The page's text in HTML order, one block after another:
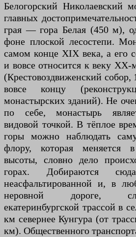
Белогорский Николаевский
главных
грая — гора Белая (450 м),
фоне плоской лесостепи.
самом конце XIX века, а его
и вовсе относится к веку
(Крестовоздвиженский собор,
вовсе концу
монастырских зданий). Не
по себе, монастырь
видовой точкой. В тёплое
горы можно наблюдать
флору, которая меняется
высоты, словно дело
горах. Добираются
неасфальтированной и, в
неровной дороге,
екатеринбургской трассой в
км севернее Кунгура (от
км). Общественного